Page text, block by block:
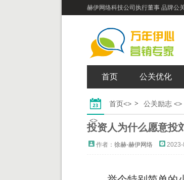
赫伊网络科技公司执行董事 品牌公
首页 公关优化
<>
首页<> 公关励志 <>
投资人为什么愿意投
作者： 徐赫-赫伊网络 2023-